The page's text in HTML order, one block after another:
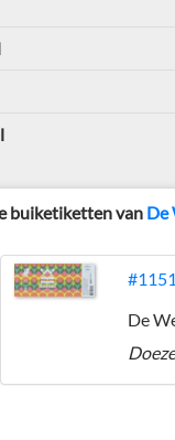
buiketiketten van De
De